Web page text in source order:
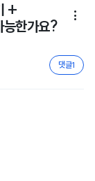
+
가능한가요?

댓글1